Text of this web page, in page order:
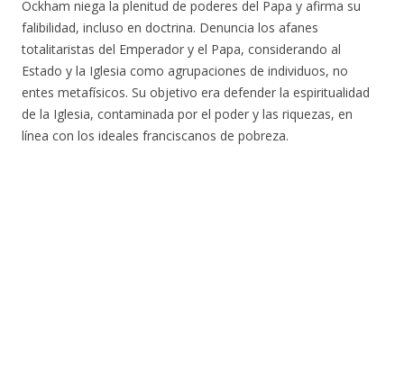
Ockham niega la plenitud de poderes del Papa y afirma su
falibilidad, incluso en doctrina. Denuncia los afanes
totalitaristas del Emperador y el Papa, considerando al
Estado y la Iglesia como agrupaciones de individuos, no
entes metafísicos. Su objetivo era defender la espiritualidad
de la Iglesia, contaminada por el poder y las riquezas, en
línea con los ideales franciscanos de pobreza.